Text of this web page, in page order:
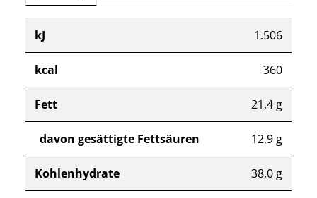
kJ 1.506
kcal 360
Fett 21,4 g
davon gesättigte Fettsäuren 12,9 g
Kohlenhydrate 38,0 g